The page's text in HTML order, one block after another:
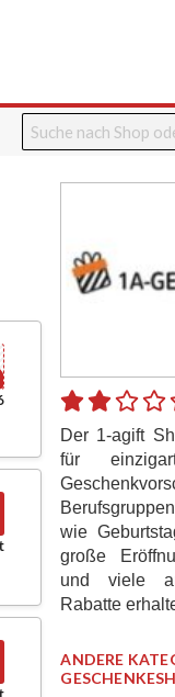
Der 1-agift
für
wie
große
und viele
Rabatte
ANDERE